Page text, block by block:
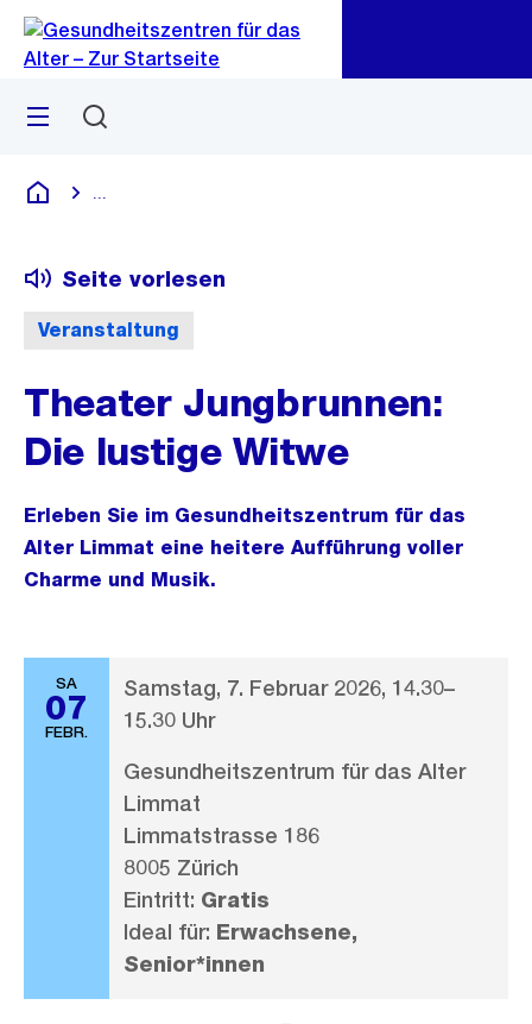
Navigation
Sprunglink
Menü
Gesundheitszentren für das Alter
Veranstaltung
Seite vorlesen
Theater Jungbrunnen:
Die lustige Witwe
Erleben Sie im Gesundheitszentrum für das
Alter Limmat eine heitere Aufführung voller
Charme und Musik.
SA
07
FEBR.
Samstag, 7. Februar 2026, 14.30–
15.30 Uhr
Gesundheitszentrum für das Alter
Limmat
Limmatstrasse 186
8005 Zürich
Eintritt: Gratis
Ideal für: Erwachsene,
Senior*innen